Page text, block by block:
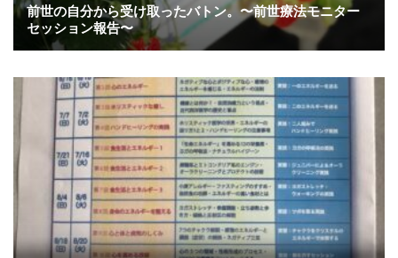
前世の自分から受け取ったバトン。〜前世療法モニター
セッション報告〜